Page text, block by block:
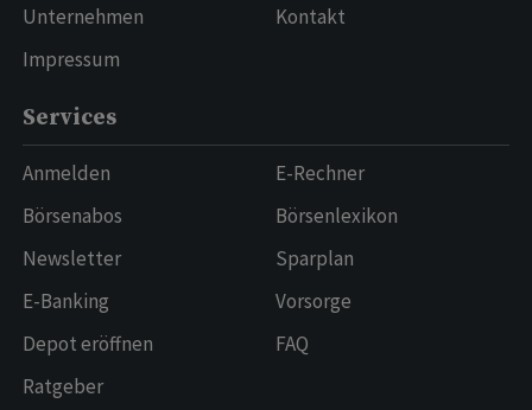
Unternehmen
Impressum
Kontakt
Services
Anmelden
Börsenabos
Newsletter
E-Banking
Depot eröffnen
Ratgeber
E-Rechner
Börsenlexikon
Sparplan
Vorsorge
FAQ